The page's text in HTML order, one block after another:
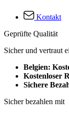
Kontakt
Geprüfte Qualität
Sicher und vertraut
Belgien:
Kostenloser
Sichere
Sicher bezahlen mit